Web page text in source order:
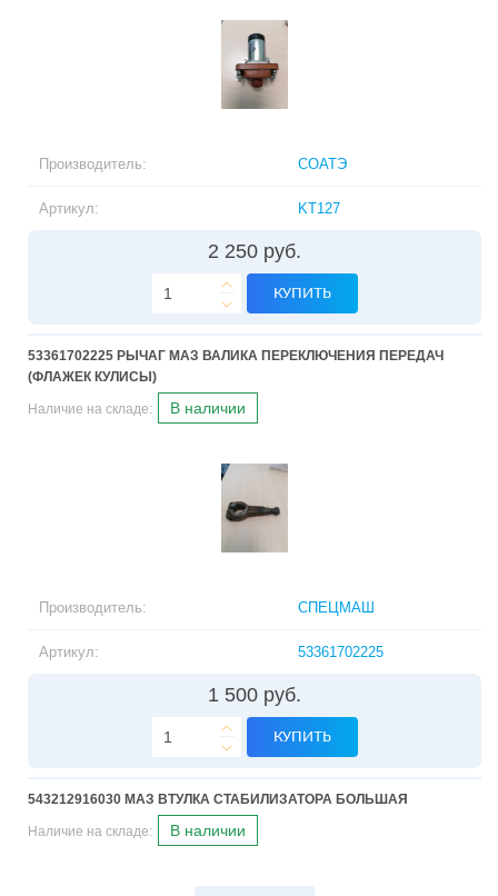
Производитель: СОАТЭ
Артикул: KT127
2 250 руб.
КУПИТЬ
53361702225 РЫЧАГ МАЗ ВАЛИКА ПЕРЕКЛЮЧЕНИЯ ПЕРЕДАЧ
(ФЛАЖЕК КУЛИСЫ)
Наличие на складе: В наличии
Производитель: СПЕЦМАШ
Артикул: 53361702225
1 500 руб.
КУПИТЬ
543212916030 МАЗ ВТУЛКА СТАБИЛИЗАТОРА БОЛЬШАЯ
Наличие на складе: В наличии